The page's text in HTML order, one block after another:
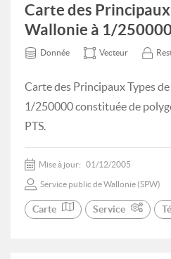
Carte des Principaux
Wallonie à 1/
Donnée Vecteur
Carte des Principaux Types
1/250000 constituée de
PTS.
Mise à jour: 01/12/2005
Service public de Wallonie (SPW)
Carte Service